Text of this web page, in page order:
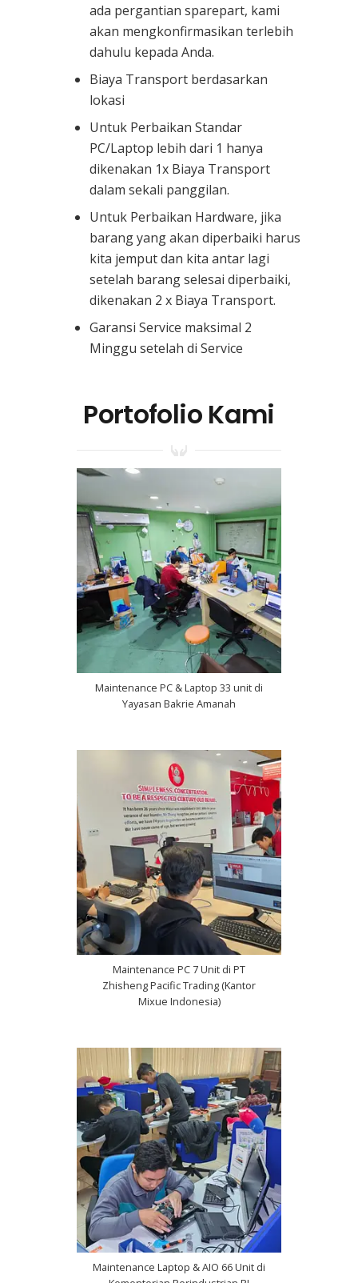
ada pergantian sparepart, kami
akan mengkonfirmasikan terlebih
dahulu kepada Anda.
Biaya Transport berdasarkan
lokasi
Untuk Perbaikan Standar
PC/Laptop lebih dari 1 hanya
dikenakan 1x Biaya Transport
dalam sekali panggilan.
Untuk Perbaikan Hardware, jika
barang yang akan diperbaiki harus
kita jemput dan kita antar lagi
setelah barang selesai diperbaiki,
dikenakan 2 x Biaya Transport.
Garansi Service maksimal 2
Minggu setelah di Service
Portofolio Kami
Maintenance PC & Laptop 33 unit di
Yayasan Bakrie Amanah
Maintenance PC 7 Unit di PT
Zhisheng Pacific Trading (Kantor
Mixue Indonesia)
Maintenance Laptop & AIO 66 Unit di